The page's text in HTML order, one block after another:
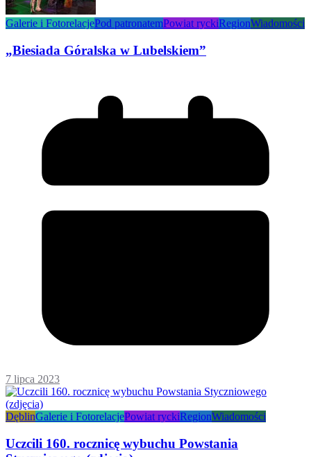
Galerie i FotorelacjePod patronatemPowiat ryckiRegionWiadomości
„Biesiada Góralska w Lubelskiem”
7 lipca 2023
DęblinGalerie i FotorelacjePowiat ryckiRegionWiadomości
Uczcili 160. rocznicę wybuchu Powstania